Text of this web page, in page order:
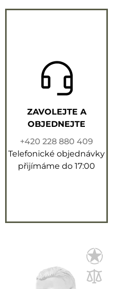
ZAVOLEJTE A
OBJEDNEJTE
+420 228 880 409
Telefonické objednávky
přijímáme do 17:00